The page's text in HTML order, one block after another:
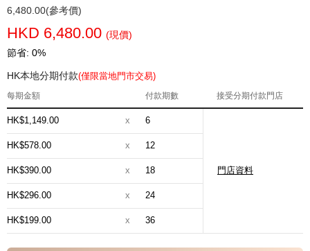
6,480.00(參考價)
HKD 6,480.00 (現價)
節省: 0%
HK本地分期付款(僅限當地門市交易)
每期金額 付款期數 接受分期付款門店
HK$1,149.00 x 6
門店資料
HK$578.00 x 12
HK$390.00 x 18
HK$296.00 x 24
HK$199.00 x 36